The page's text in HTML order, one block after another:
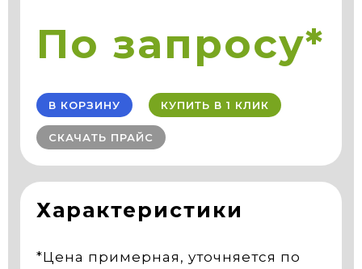
По запросу*
В КОРЗИНУ КУПИТЬ В 1 КЛИК
СКАЧАТЬ ПРАЙС
Характеристики
*Цена примерная, уточняется по